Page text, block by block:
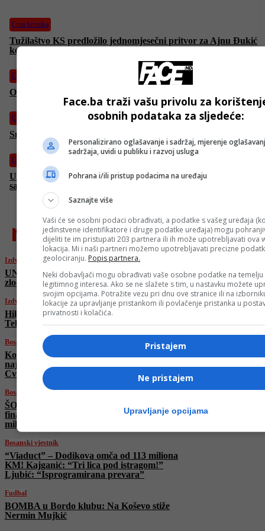
Crna hronika
Tužilaštvo KS predložilo jednomjesečni pritvor za Ajnu Đukić
koja se sumnjiči za ubistvo majke
Crna hronika
Osumnjičena za ubistvo majke u nadležnosti Tužilaštva KS
Crna hronika
Snažan zemljotres pogodio Japan
Crna hronika
Uhapšena žena koja je usmrtila majku, pa pokušala izvršiti
samoubistvo
najnovije
Izdvojeno
UN ponovo stavio Izrael na crnu listu zbog
zločina nad djecom
Izdvojeno
Hiljade demonstranata na protestima u
Teheranu: “Ovo je otpor iranske nacije!”
Bosanski vjestnik
Ko je “hapio” 113 miliona KM?! Kajganić
najavio hapšenja: Bećirović, Komšić i
Cvijanović na meti!
Bosanski vjestnik
ŠOKANTNO, SKANDALOZNO! Ko je
finansirao “Viaduktovu” tužbu tešku 113
miliona KM i “uništio” BiH?!
Bosanski vjestnik
“Viaduct” – Dodikova omča od 113 miliona
KM! Kajganić: “Tri lica pod istragom!”
Ljubić: “Isprogramirana prevara”
Fudbal
BOMBA u Bordo klubu: Na Koševo stiže
Nermin Mujkić
Face.ba traži vašu privolu za
osobnih podataka za sljedeće:
Personalizirano oglašavanje i sadržaj, mjerenje
sadržaja, uvidi u publiku i razvoj usluga
Pohrana i/ili pristup podacima na uređaju
Saznajte više
Vaši će se osobni podaci obrađivati, a podatke s vašeg uređaja
jedinstvene identifikatore i druge podatke uređaja) mogu
dijeliti te im pristupati 203 partnera ili ih može upotrebljavati ova
lokacija. Mi i naši partneri možemo upotrebljavati precizne
geolociranju. Popis partnera.
Neki dobavljači mogu obrađivati vaše osobne podatke na temelju
legitimnog interesa. Ako se ne slažete s tim, u nastavku možete
svojim opcijama. Potražite vezu pri dnu ove stranice ili na
lokacije za upravljanje pristankom ili povlačenje pristanka u
privatnosti i kolačića.
Pristajem
Ne pristajem
Upravljanje opcijama